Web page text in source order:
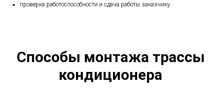
проверка работоспособности и сдача работы заказчику.
Способы монтажа трассы
кондиционера